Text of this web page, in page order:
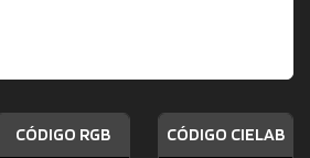
CÓDIGO RGB CÓDIGO CIELAB